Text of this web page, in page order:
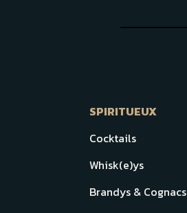
SPIRITUEUX
Cocktails
Whisk(e)ys
Brandys & Cognacs